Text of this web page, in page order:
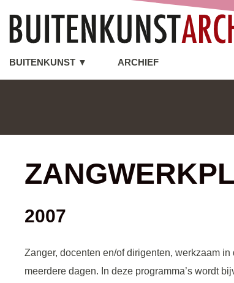
BUITENKUNST ▼ ARCHIEF
2007
Zanger, docenten en/of dirigenten, werkzaam
meerdere dagen. In deze programma’s wordt